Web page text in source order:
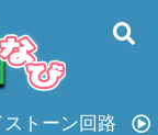
ストーン回路